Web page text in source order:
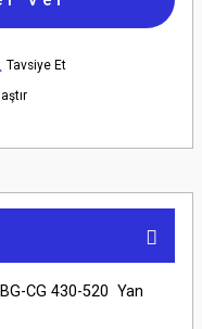
Tavsiye Et
CG 430-520 Yan